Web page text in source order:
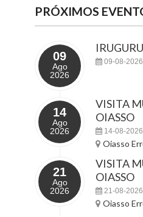
PRÓXIMOS
09
Ago
2026
09-08-2026
14
Ago
2026
VISITA
OIASSO
14-08-2026
Oiasso
21
Ago
2026
VISITA
OIASSO
21-08-2026
Oiasso